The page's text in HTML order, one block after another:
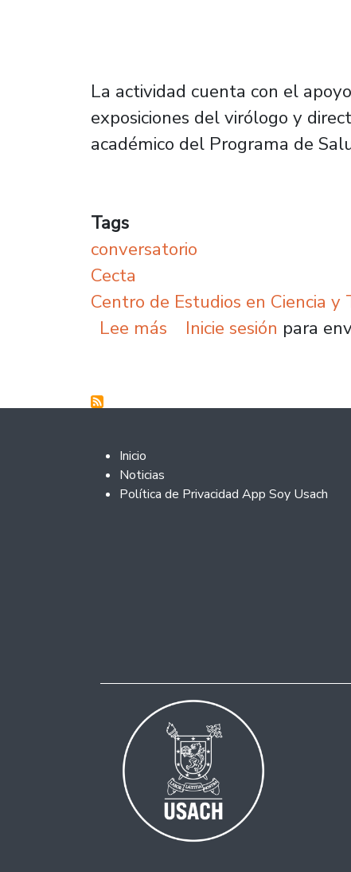
La actividad cuenta con el
exposiciones del virólogo y
académico del Programa de
Tags
conversatorio
Cecta
Centro de Estudios en Ciencia
Lee más sobre Conversatorio
Inicie sesión para
Footer 2
Inicio
Noticias
Política de Privacidad App Soy Usach